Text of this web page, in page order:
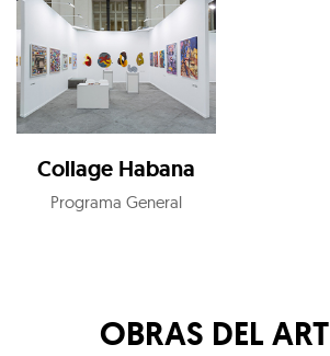
Collage Habana
Programa General
OBRAS DEL